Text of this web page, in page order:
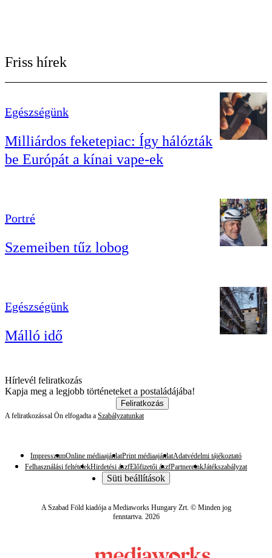
Friss hírek
Egészségünk
Milliárdos feketepiac: Így hálózták
be Európát a kínai vape-ek
Portré
Szemeiben tűz lobog
Egészségünk
Málló idő
Hírlevél feliratkozás
Kapja meg a legjobb történeteket a postaládájába!
Feliratkozás
A feliratkozással Ön elfogadta a Szabályzatunkat
ImpresszumOnline médiaajánlatPrint médiaajánlatAdatvédelmi tájékoztató
Felhasználási feltételekHirdetési ászfElőfizetői ászfPartnereinkJátékszabályzat
Süti beállítások
A Szabad Föld kiadója a Mediaworks Hungary Zrt. © Minden jog
fenntartva. 2026